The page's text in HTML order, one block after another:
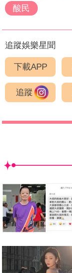
酸民
追蹤娛樂星聞
下載APP
追蹤